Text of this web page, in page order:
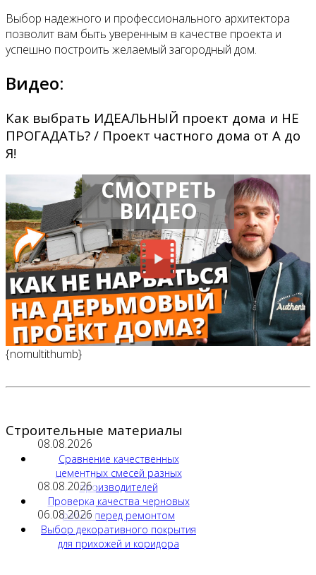
Выбор надежного и профессионального архитектора
позволит вам быть уверенным в качестве проекта и
успешно построить желаемый загородный дом.
Видео:
Как выбрать ИДЕАЛЬНЫЙ проект дома и НЕ
ПРОГАДАТЬ? / Проект частного дома от А до
Я!
СМОТРЕТЬ
ВИДЕО
{nomultithumb}
Строительные материалы
08.08.2026
Сравнение качественных
цементных смесей разных
производителей
08.08.2026
Проверка качества черновых
работ перед ремонтом
06.08.2026
Выбор декоративного покрытия
для прихожей и коридора